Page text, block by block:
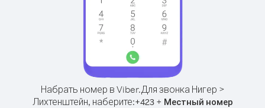
Набрать номер в Viber.Для звонка Нигер >
Лихтенштейн, наберите:+423+ Местный номер